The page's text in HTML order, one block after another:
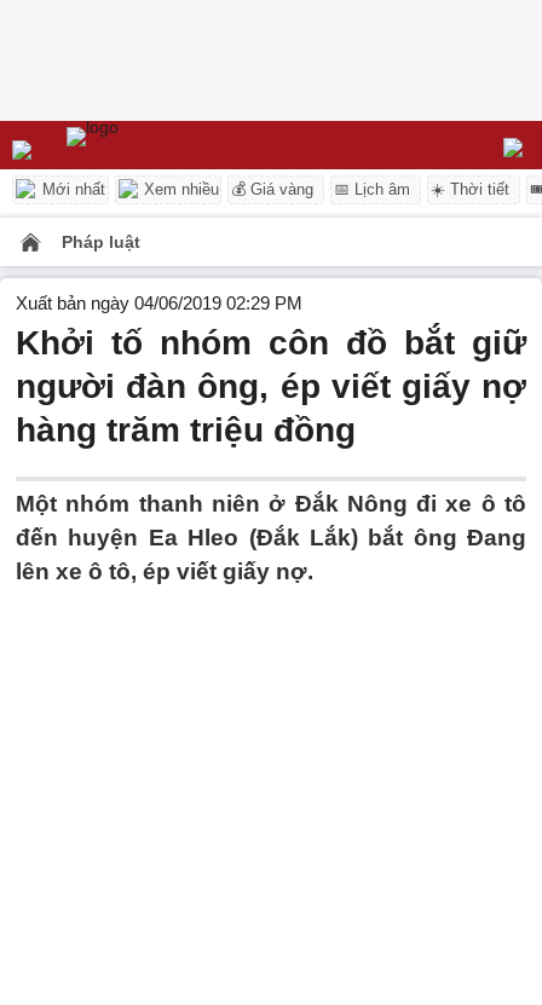
Mới nhất Xem nhiều 💰 Giá vàng 📅 Lịch âm ☀️ Thời tiết
Pháp luật
Xuất bản ngày 04/06/2019 02:29 PM
Khởi tố nhóm côn đồ bắt giữ
người đàn ông, ép viết giấy nợ
hàng trăm triệu đồng
Một nhóm thanh niên ở Đắk Nông đi xe ô tô
đến huyện Ea Hleo (Đắk Lắk) bắt ông Đang
lên xe ô tô, ép viết giấy nợ.